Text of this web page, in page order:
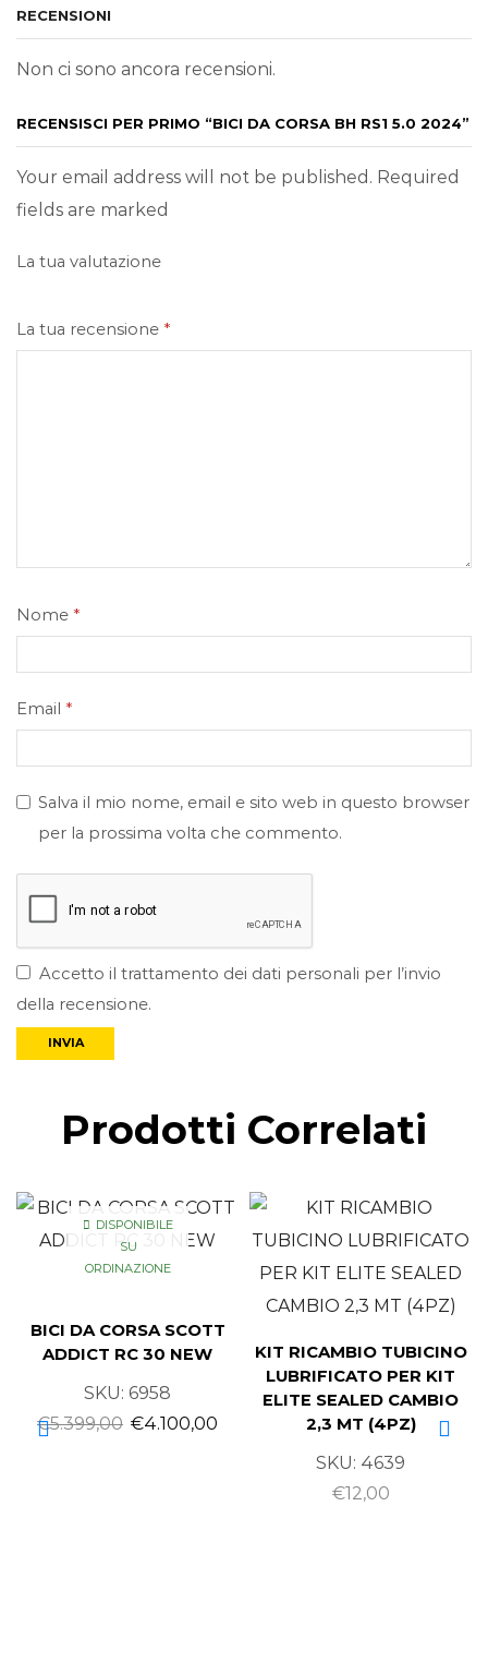
RECENSIONI
Non ci sono ancora recensioni.
RECENSISCI PER PRIMO “BICI DA CORSA BH RS1 5.0 2024”
Your email address will not be published. Required
fields are marked
La tua valutazione
La tua recensione *
Nome *
Email *
Salva il mio nome, email e sito web in questo browser
per la prossima volta che commento.
Accetto il trattamento dei dati personali per l’invio
della recensione.
Prodotti Correlati
DISPONIBILE
SU
ORDINAZIONE
BICI DA CORSA SCOTT
ADDICT RC 30 NEW
SKU: 6958
€5.399,00 €4.100,00
KIT RICAMBIO TUBICINO
LUBRIFICATO PER KIT
ELITE SEALED CAMBIO
2,3 MT (4PZ)
SKU: 4639
€12,00